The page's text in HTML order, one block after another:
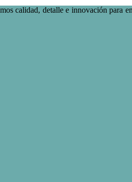
calidad, detalle e innovación para